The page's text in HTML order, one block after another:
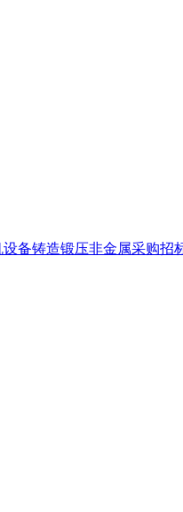
设备铸造锻压非金属采购招